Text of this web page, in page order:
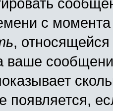
с
,
ваше
появляется,